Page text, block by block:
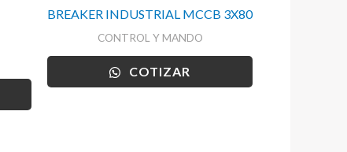
BREAKER INDUSTRIAL MCCB 3X80
CONTROL Y MANDO
COTIZAR